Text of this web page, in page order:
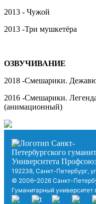
2013 - Чужой
2013 -Три мушкетёра
ОЗВУЧИВАНИЕ
2018 -Смешарики.
2016 -Смешарики.
(анимационный)
192238, Санкт-Петербург,
© 2006–2026 Санкт-
Гуманитарный университет